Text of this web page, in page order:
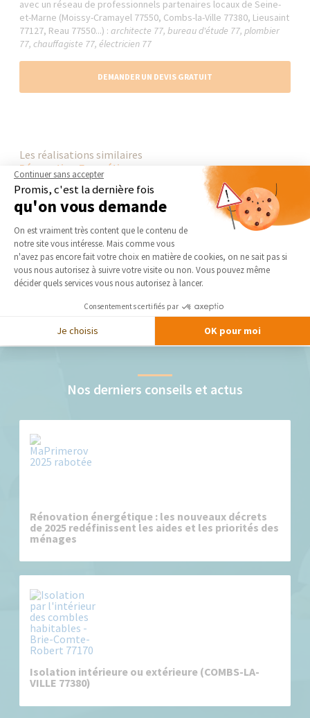
avec un réseau de professionnels partenaires locaux de Seine-
et-Marne (Moissy-Cramayel 77550, Combs-la-Ville 77380, Lieusaint
77127, Reau 77550...) :architecte 77, bureau d'étude 77, plombier
77, chauffagiste 77, électricien 77
DEMANDER UN DEVIS GRATUIT
Les réalisations similaires
Rénovation Energétique
Nos derniers conseils et actus
Rénovation énergétique : les nouveaux décrets
de 2025 redéfinissent les aides et les priorités des
ménages
Isolation intérieure ou extérieure (COMBS-LA-
VILLE 77380)
Continuer sans accepter
Promis, c'est la dernière fois
qu'on vous demande
Plateforme de Gestion du
On est vraiment très content que le contenu de
notre site vous intéresse. Mais comme vous
n'avez pas encore fait votre choix en matière de cookies, on ne sait pas si
vous nous autorisez à suivre votre visite ou non. Vous pouvez même
décider quels services vous nous autorisez à lancer.
Consentements certifiés par
Je choisis OK pour moi
Axeptio consent